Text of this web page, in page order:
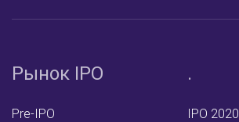
Рынок IPO
Pre-IPO
.
IPO 2020